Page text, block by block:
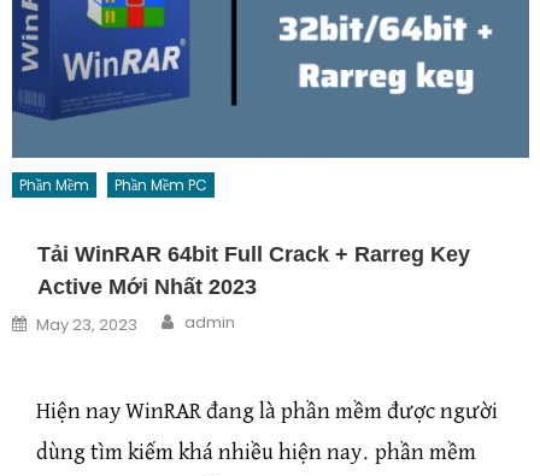
Phần Mềm Phần Mềm PC
Tải WinRAR 64bit Full Crack + Rarreg Key
Active Mới Nhất 2023
Posted on
May 23, 2023 Author
admin
Hiện nay WinRAR đang là phần mềm được người
dùng tìm kiếm khá nhiều hiện nay. phần mềm